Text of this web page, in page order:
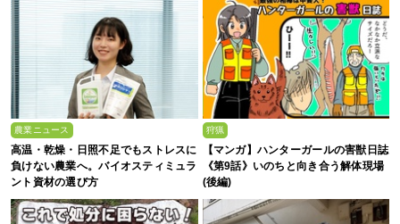
農業ニュース
高温・乾燥・日照不足でもストレスに
負けない農業へ。バイオスティミュラ
ント資材の選び方
狩猟
【マンガ】ハンターガールの害獣日誌
《第9話》いのちと向き合う解体現場
(後編)